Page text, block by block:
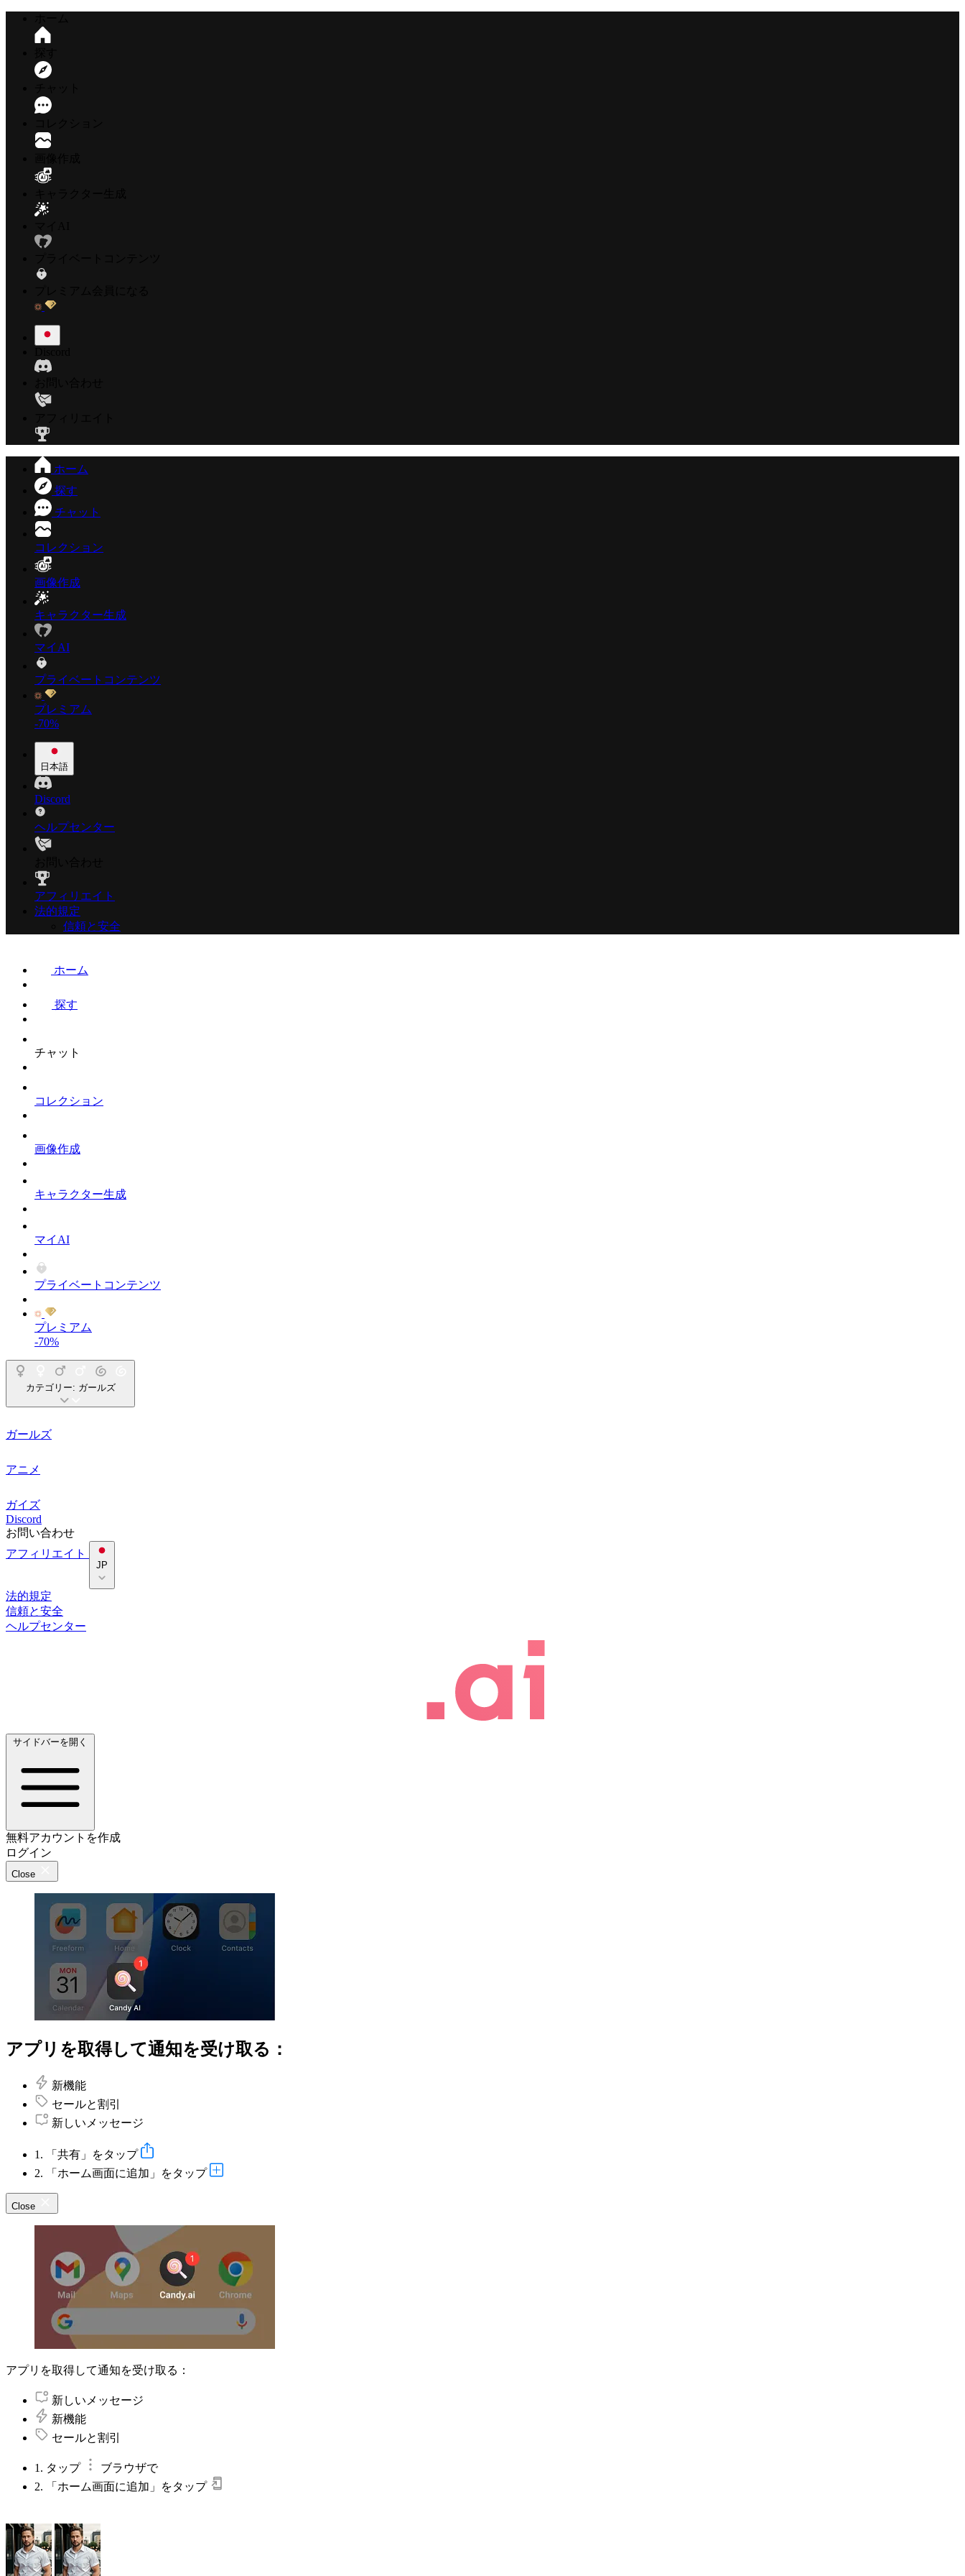
ホーム
探す
チャット
コレクション
画像作成
キャラクター生成
マイAI
プライベートコンテンツ
プレミアム
-70%
日本語
Discord
ヘルプセンター
アフィリエイト
法的規定
信頼と安全
ホーム
探す
チャット
コレクション
画像作成
キャラクター生成
マイAI
プライベートコンテンツ
プレミアム
-70%
カテゴリー: ガールズ
ガールズ
アニメ
ガイズ
Discord
お問い合わせ
アフィリエイト
JP
法的規定
信頼と安全
ヘルプセンター
サイドバーを開く
無料アカウントを作成
ログイン
Close
アプリを取得して通知を受け取る：
新機能
セールと割引
新しいメッセージ
1. 「共有」をタップ
2. 「ホーム画面に追加」をタップ
Close
アプリを取得して通知を受け取る：
新しいメッセージ
新機能
セールと割引
1. タップ
ブラウザで
2. 「ホーム画面に追加」をタップ